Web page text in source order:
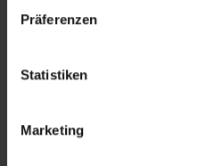
Präferenzen
Statistiken
Marketing